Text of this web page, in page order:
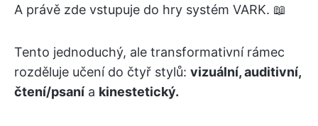
A právě zde vstupuje do hry systém VARK. 📖
Tento jednoduchý, ale transformativní rámec
rozděluje učení do čtyř stylů: vizuální, auditivní,
čtení/psaní a kinestetický.